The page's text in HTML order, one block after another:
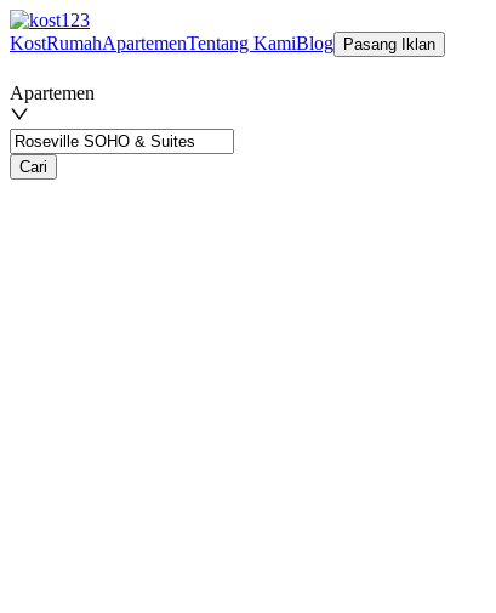
KostRumahApartemenTentang KamiBlog Pasang Iklan
Apartemen
Cari